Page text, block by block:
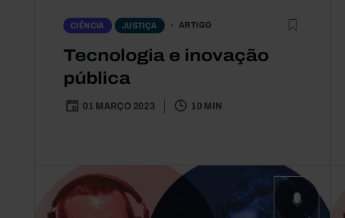
CIÊNCIA JUSTIÇA ARTIGO
Tecnologia e inovação
pública
01 MARÇO 2023 10 MIN